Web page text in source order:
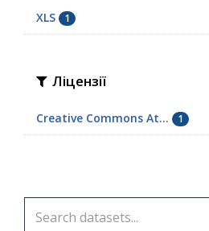
XLS 1
Ліцензії
Creative Commons At... 1